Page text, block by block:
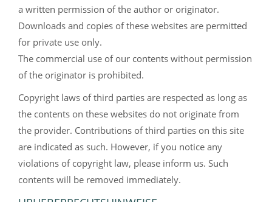
a written permission of the author or originator.
Downloads and copies of these websites are permitted
for private use only.
The commercial use of our contents without permission
of the originator is prohibited.
Copyright laws of third parties are respected as long as
the contents on these websites do not originate from
the provider. Contributions of third parties on this site
are indicated as such. However, if you notice any
violations of copyright law, please inform us. Such
contents will be removed immediately.